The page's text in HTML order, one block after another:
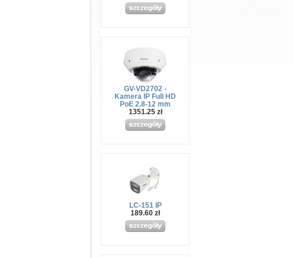
GV-VD2702 -
Kamera IP Full HD
PoE 2.8-12 mm
1351.25 zł
LC-151 IP
189.60 zł